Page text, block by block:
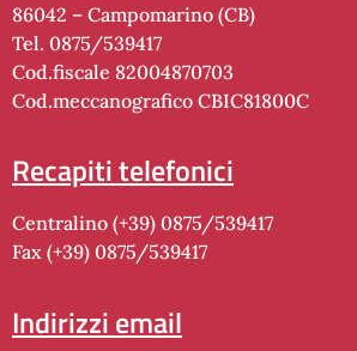
86042 – Campomarino (CB)
Tel. 0875/539417
Cod.fiscale 82004870703
Cod.meccanografico CBIC81800C
recapiti telefonici
Centralino (+39) 0875/539417
Fax (+39) 0875/539417
indirizzi email